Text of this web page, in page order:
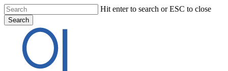
Skip
to
main
content
Hit enter to search or ESC to close
Search
Search